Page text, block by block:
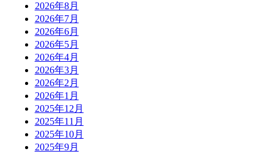
2026年8月
2026年7月
2026年6月
2026年5月
2026年4月
2026年3月
2026年2月
2026年1月
2025年12月
2025年11月
2025年10月
2025年9月